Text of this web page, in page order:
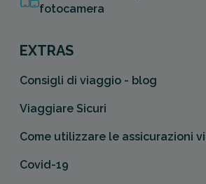
fotocamera
EXTRAS
Consigli di viaggio - blog
Viaggiare Sicuri
Come utilizzare le assicurazioni
Covid-19